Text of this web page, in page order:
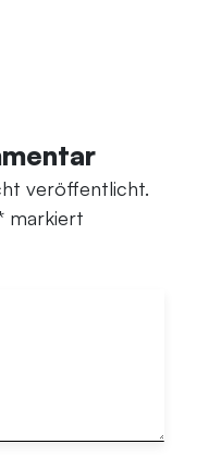
veröffentlicht.
markiert